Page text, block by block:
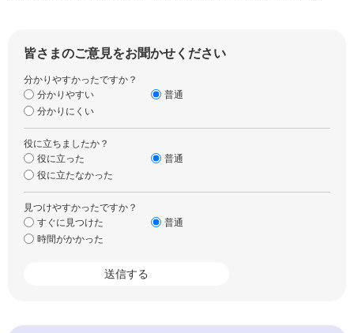
皆さまのご意見をお聞かせください
分かりやすかったですか？
分かりやすい
普通
分かりにくい
役に立ちましたか？
役に立った
普通
役に立たなかった
見つけやすかったですか？
すぐに見つけた
普通
時間がかかった